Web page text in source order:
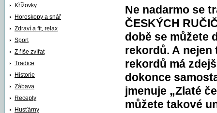
rekordů
Křížovky
Horoskopy a snář
Zdraví a fit, relax
Sport
Z říše zvířat
Tradice
Historie
Zábava
Recepty
Husťárny
Ne nadarmo se
ČESKÝCH
době se můžete
rekordů. A nejen
rekordů má
dokonce
jmenuje „Zlaté
můžete takové